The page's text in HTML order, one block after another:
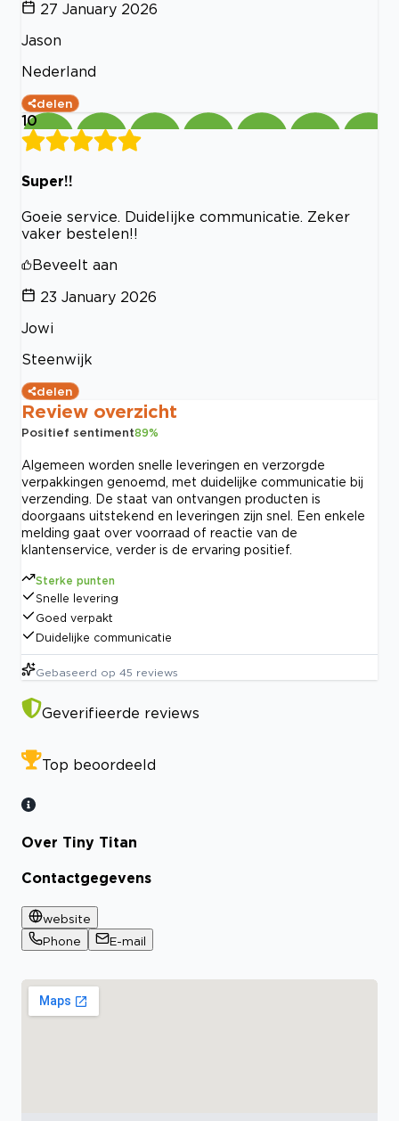
27 January 2026
Jason
Nederland
delen
10
Super!!
Goeie service. Duidelijke communicatie. Zeker
vaker bestelen!!
Beveelt aan
23 January 2026
Jowi
Steenwijk
delen
Review overzicht
Positief sentiment89%
Algemeen worden snelle leveringen en verzorgde
verpakkingen genoemd, met duidelijke communicatie bij
verzending. De staat van ontvangen producten is
doorgaans uitstekend en leveringen zijn snel. Een enkele
melding gaat over voorraad of reactie van de
klantenservice, verder is de ervaring positief.
Sterke punten
Snelle levering
Goed verpakt
Duidelijke communicatie
Gebaseerd op 45 reviews
Geverifieerde reviews
Top beoordeeld
Over Tiny Titan
Contactgegevens
website
Phone
E-mail